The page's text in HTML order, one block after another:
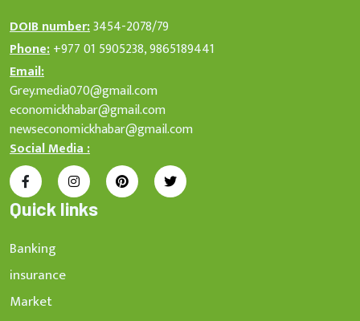
DOIB number:3454-2078/79
Phone:+977 01 5905238, 9865189441
Email:
Grey.media070@gmail.com
economickhabar@gmail.com
newseconomickhabar@gmail.com
Social Media :
Quick links
Banking
insurance
Market